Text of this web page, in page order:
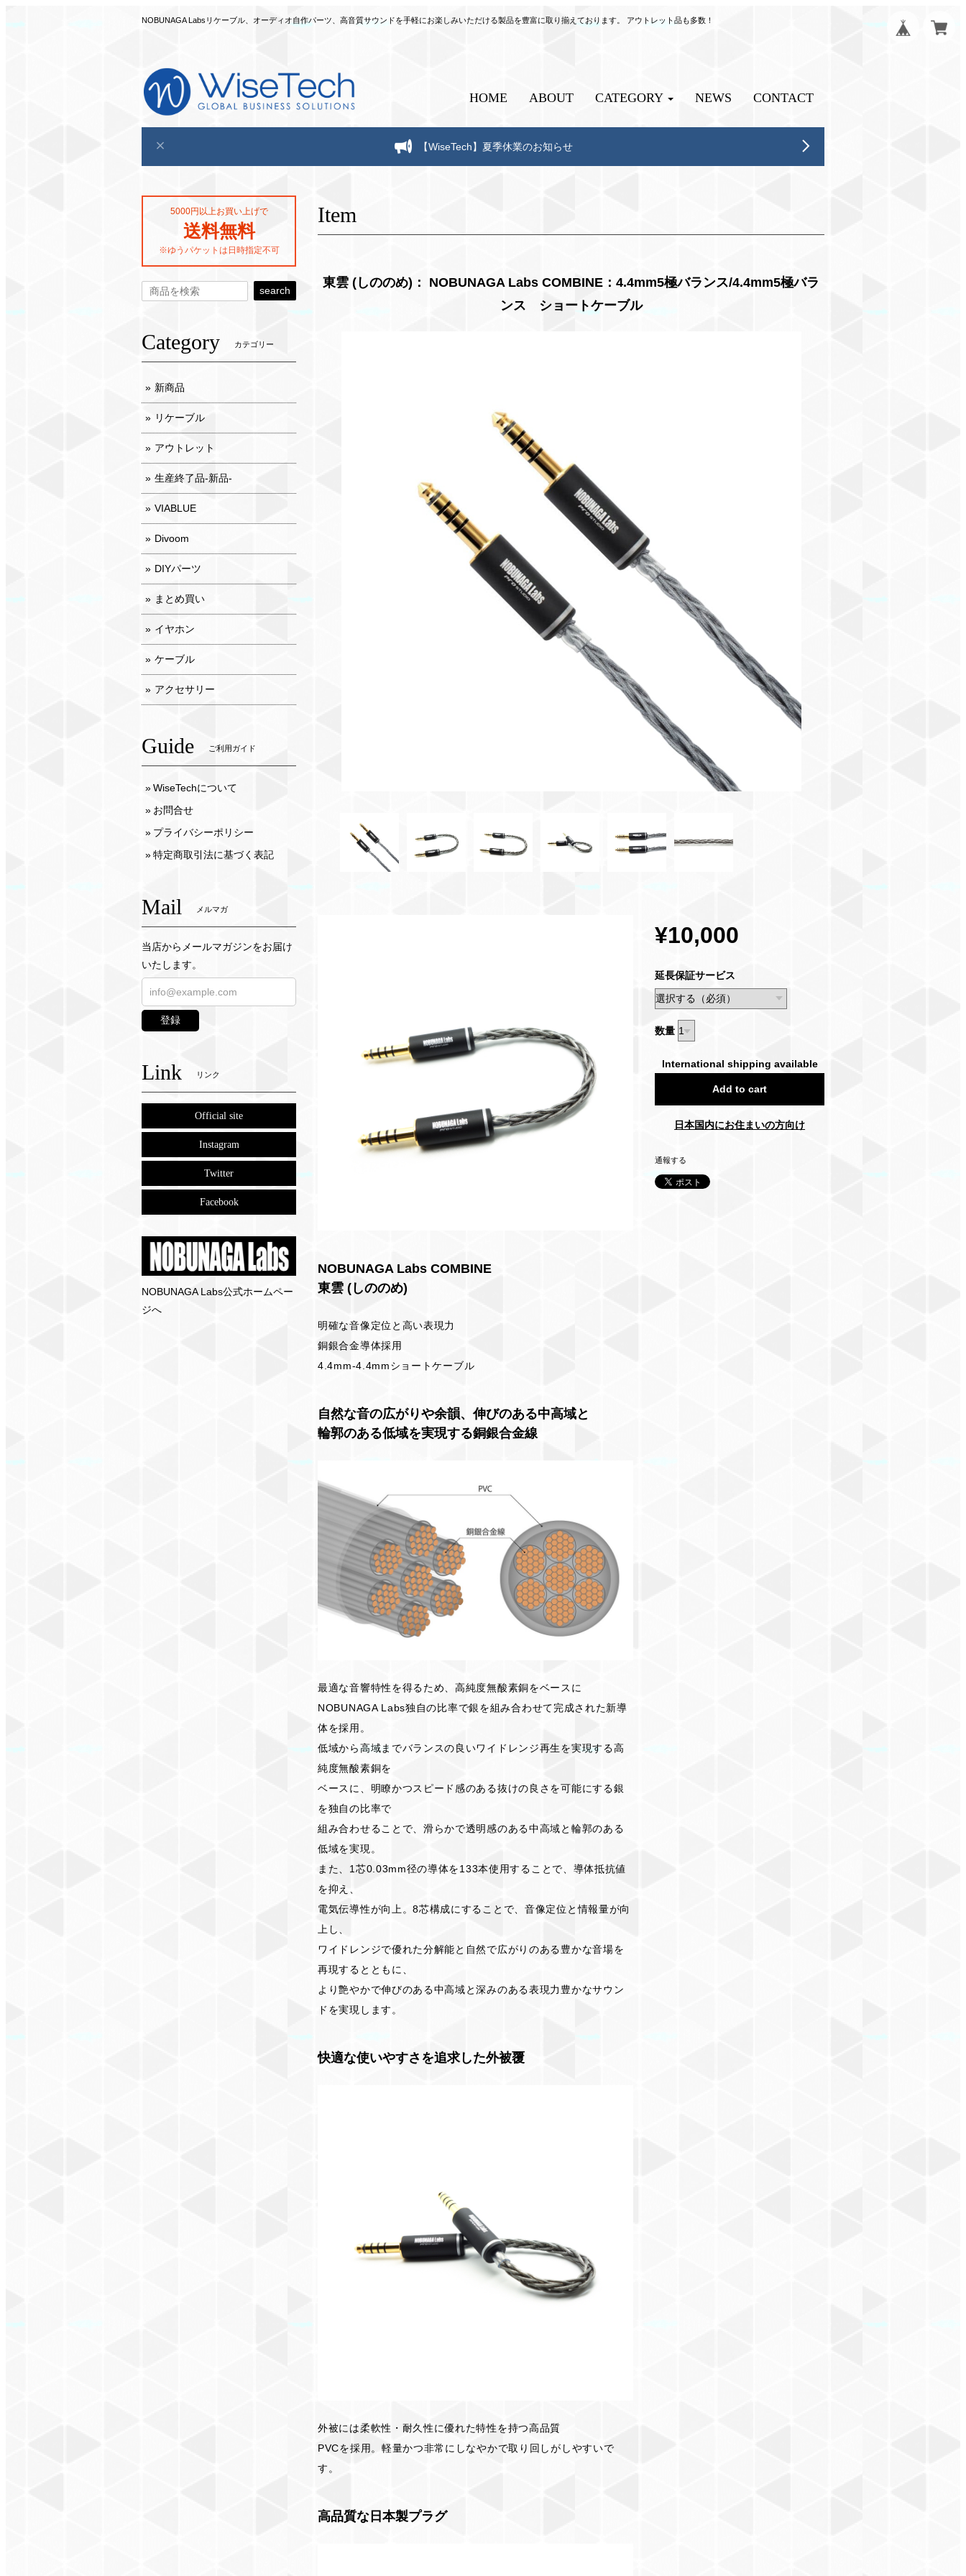
NOBUNAGA Labsリケーブル、オーディオ自作パーツ、高音質サウンドを手軽にお楽しみいただける製品を豊富に取り揃えております。 アウトレット品も多数！
HOME ABOUT CATEGORY NEWS CONTACT
【WiseTech】夏季休業のお知らせ
Item
東雲 (しののめ)： NOBUNAGA Labs COMBINE：4.4mm5極バランス/4.4mm5極バラ
ンス ショートケーブル
NOBUNAGA Labs COMBINE
東雲 (しののめ)
明確な音像定位と高い表現力
銅銀合金導体採用
4.4mm-4.4mmショートケーブル
自然な音の広がりや余韻、伸びのある中高域と
輪郭のある低域を実現する銅銀合金線
最適な音響特性を得るため、高純度無酸素銅をベースに
NOBUNAGA Labs独自の比率で銀を組み合わせて完成された新導
体を採用。
低域から高域までバランスの良いワイドレンジ再生を実現する高
純度無酸素銅を
ベースに、明瞭かつスピード感のある抜けの良さを可能にする銀
を独自の比率で
組み合わせることで、滑らかで透明感のある中高域と輪郭のある
低域を実現。
また、1芯0.03mm径の導体を133本使用することで、導体抵抗値
を抑え、
電気伝導性が向上。8芯構成にすることで、音像定位と情報量が向
上し、
ワイドレンジで優れた分解能と自然で広がりのある豊かな音場を
再現するとともに、
より艶やかで伸びのある中高域と深みのある表現力豊かなサウン
ドを実現します。
快適な使いやすさを追求した外被覆
外被には柔軟性・耐久性に優れた特性を持つ高品質
PVCを採用。軽量かつ非常にしなやかで取り回しがしやすいで
す。
高品質な日本製プラグ
¥10,000
延長保証サービス
数量
International shipping available
Add to cart
日本国内にお住まいの方向け
通報する
5000円以上お買い上げで
送料無料
※ゆうパケットは日時指定不可
search
Category カテゴリー
新商品
リケーブル
アウトレット
生産終了品-新品-
VIABLUE
Divoom
DIYパーツ
まとめ買い
イヤホン
ケーブル
アクセサリー
Guide ご利用ガイド
WiseTechについて
お問合せ
プライバシーポリシー
特定商取引法に基づく表記
Mail メルマガ
当店からメールマガジンをお届け
いたします。
登録
Link リンク
Official site
Instagram
Twitter
Facebook
NOBUNAGA Labs公式ホームペー
ジへ